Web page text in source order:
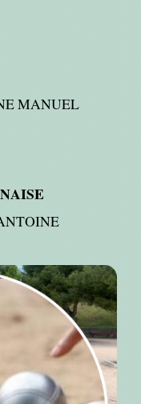
MANUEL